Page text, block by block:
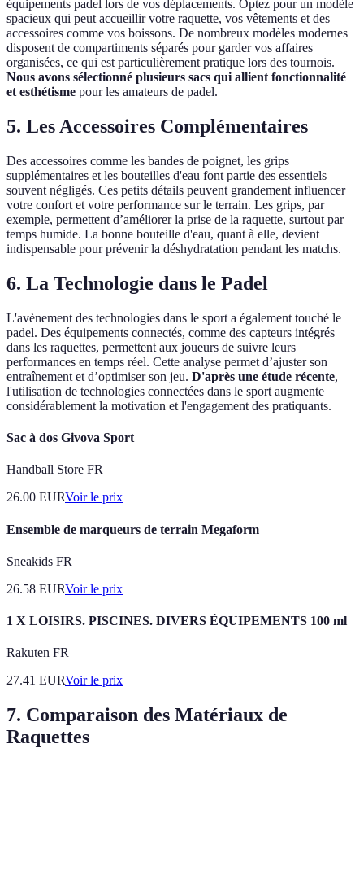
équipements padel lors de vos déplacements. Optez pour un modèle
spacieux qui peut accueillir votre raquette, vos vêtements et des
accessoires comme vos boissons. De nombreux modèles modernes
disposent de compartiments séparés pour garder vos affaires
organisées, ce qui est particulièrement pratique lors des tournois.
Nous avons sélectionné plusieurs sacs qui allient fonctionnalité
et esthétisme pour les amateurs de padel.
5. Les Accessoires Complémentaires
Des accessoires comme les bandes de poignet, les grips
supplémentaires et les bouteilles d'eau font partie des essentiels
souvent négligés. Ces petits détails peuvent grandement influencer
votre confort et votre performance sur le terrain. Les grips, par
exemple, permettent d’améliorer la prise de la raquette, surtout par
temps humide. La bonne bouteille d'eau, quant à elle, devient
indispensable pour prévenir la déshydratation pendant les matchs.
6. La Technologie dans le Padel
L'avènement des technologies dans le sport a également touché le
padel. Des équipements connectés, comme des capteurs intégrés
dans les raquettes, permettent aux joueurs de suivre leurs
performances en temps réel. Cette analyse permet d’ajuster son
entraînement et d’optimiser son jeu. D'après une étude récente,
l'utilisation de technologies connectées dans le sport augmente
considérablement la motivation et l'engagement des pratiquants.
Sac à dos Givova Sport
Handball Store FR
26.00 EURVoir le prix
Ensemble de marqueurs de terrain Megaform
Sneakids FR
26.58 EURVoir le prix
1 X LOISIRS. PISCINES. DIVERS ÉQUIPEMENTS 100 ml
Rakuten FR
27.41 EURVoir le prix
7. Comparaison des Matériaux de
Raquettes